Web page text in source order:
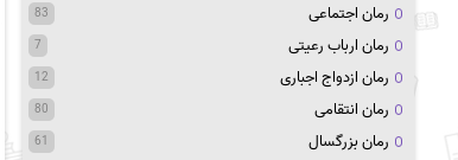
رمان اجتماعی 83
رمان ارباب رعیتی 7
رمان ازدواج اجباری 12
رمان انتقامی 80
رمان بزرگسال 61